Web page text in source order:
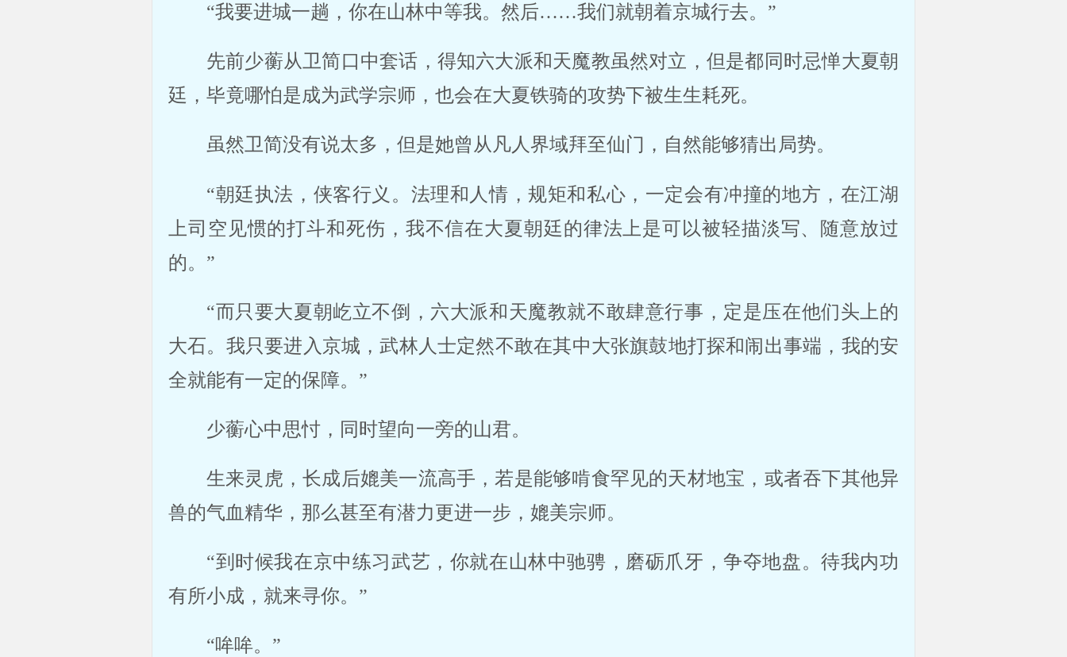
“我要进城一趟，你在山林中等我。然后……我们就朝着京城行去。”
先前少蘅从卫简口中套话，得知六大派和天魔教虽然对立，但是都同时忌惮大夏朝
廷，毕竟哪怕是成为武学宗师，也会在大夏铁骑的攻势下被生生耗死。
虽然卫简没有说太多，但是她曾从凡人界域拜至仙门，自然能够猜出局势。
“朝廷执法，侠客行义。法理和人情，规矩和私心，一定会有冲撞的地方，在江湖
上司空见惯的打斗和死伤，我不信在大夏朝廷的律法上是可以被轻描淡写、随意放过
的。”
“而只要大夏朝屹立不倒，六大派和天魔教就不敢肆意行事，定是压在他们头上的
大石。我只要进入京城，武林人士定然不敢在其中大张旗鼓地打探和闹出事端，我的安
全就能有一定的保障。”
少蘅心中思忖，同时望向一旁的山君。
生来灵虎，长成后媲美一流高手，若是能够啃食罕见的天材地宝，或者吞下其他异
兽的气血精华，那么甚至有潜力更进一步，媲美宗师。
“到时候我在京中练习武艺，你就在山林中驰骋，磨砺爪牙，争夺地盘。待我内功
有所小成，就来寻你。”
“哞哞。”